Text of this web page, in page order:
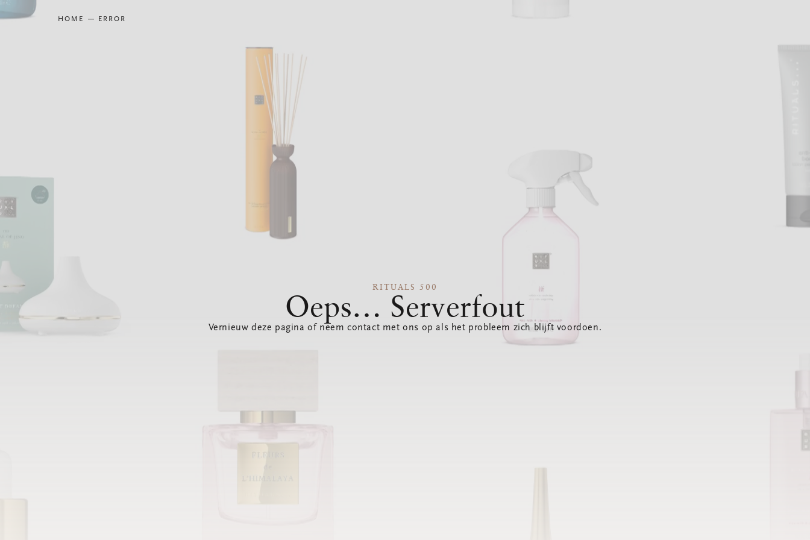
HOME ERROR
RITUALS 500
Oeps… Serverfout
Vernieuw deze pagina of neem contact met ons op als het probleem zich blijft voordoen.